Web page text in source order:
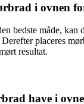
i ovnen
bedste måde,
placeres
resultat.
have i